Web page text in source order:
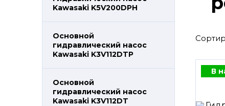
Kawasaki K5V200DPH
Основной
гидравлический насос
Kawasaki K3V112DTP
Основной
гидравлический насос
Kawasaki K3V112DT
В